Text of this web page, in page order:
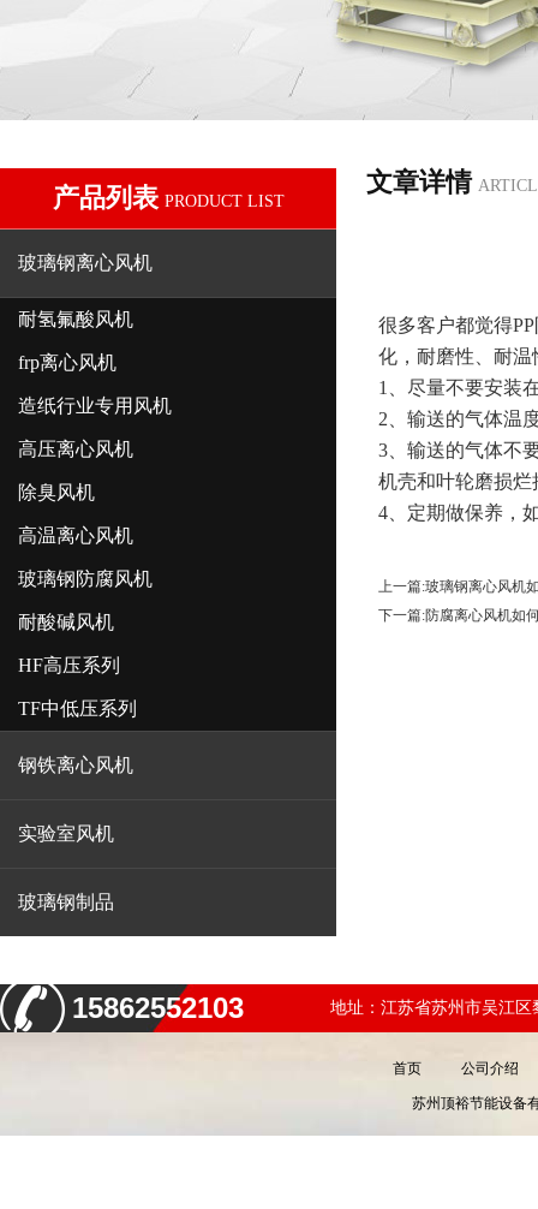
产品列表 PRODUCT LIST
玻璃钢离心风机
耐氢氟酸风机
frp离心风机
造纸行业专用风机
高压离心风机
除臭风机
高温离心风机
玻璃钢防腐风机
耐酸碱风机
HF高压系列
TF中低压系列
钢铁离心风机
实验室风机
玻璃钢制品
文章详情
很多客户都觉得PP
化，耐磨性、耐
1
、尽量不要安装
2 、输送的气体温
3 、输送的气体不
机壳和叶轮磨损烂
4 、定期做保养，
上一篇:玻璃钢离心风机
下一篇:防腐离心风机如
15862552103 地址：江苏省苏州市吴江区
首页 公司介绍
苏州顶裕节能设备